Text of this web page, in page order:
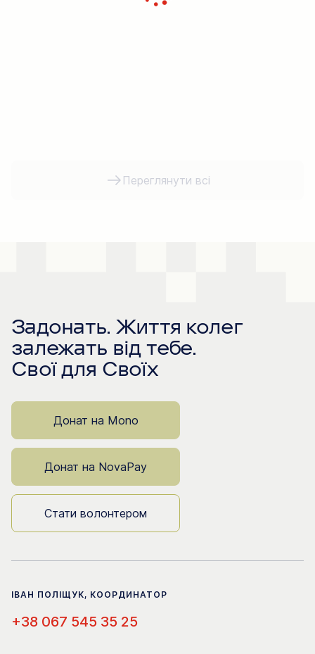
Переглянути всі
Задонать. Життя колег
залежать від тебе.
Свої для Своїх
Донат на Mono
Донат на NovaPay
Стати волонтером
ІВАН ПОЛІЩУК, КООРДИНАТОР
+38 067 545 35 25